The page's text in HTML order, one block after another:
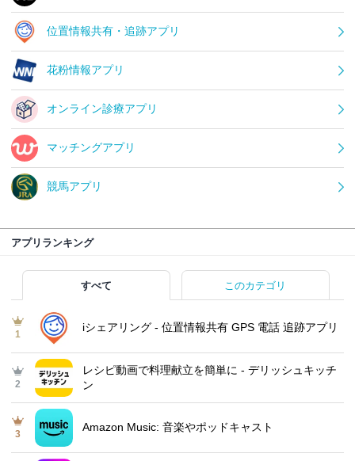
位置情報共有・追跡アプリ
花粉情報アプリ
オンライン診療アプリ
マッチングアプリ
競馬アプリ
アプリランキング
すべて このカテゴリ
1
iシェアリング - 位置情報共有 GPS 電話 追跡アプリ
2
レシピ動画で料理献立を簡単‪に - デリッシュキッチ
ン
3
Amazon Music: 音楽やポッドキャスト